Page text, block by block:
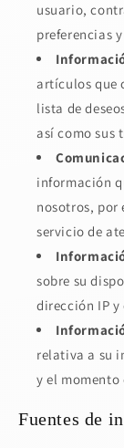
usuario,
preferencias
artículos que
lista de
así como sus
información
nosotros, por
servicio de
sobre su
dirección IP
relativa a su
y el momento
Fuentes de